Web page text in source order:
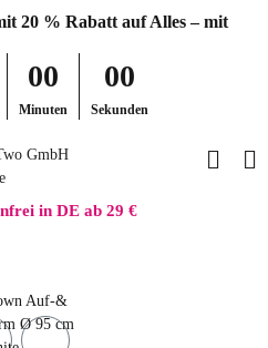
20 % Rabatt auf Alles – mit
00
Minuten
00
Sekunden
in DE ab 29 €